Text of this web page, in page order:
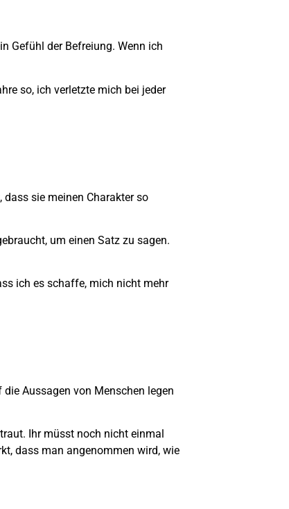
Gefühl der Befreiung. Wenn ich
so, ich verletzte mich bei jeder
sie meinen Charakter so
um einen Satz zu sagen.
ich es schaffe, mich nicht mehr
Aussagen von Menschen legen
Ihr müsst noch nicht einmal
dass man angenommen wird, wie